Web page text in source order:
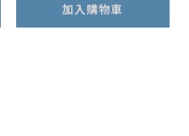
加入購物車